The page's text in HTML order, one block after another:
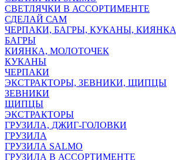
СВЕТЛЯЧКИ В АССОРТИМЕНТЕ
СДЕЛАЙ САМ
ЧЕРПАКИ, БАГРЫ, КУКАНЫ, КИЯНКА
БАГРЫ
КИЯНКА, МОЛОТОЧЕК
КУКАНЫ
ЧЕРПАКИ
ЭКСТРАКТОРЫ, ЗЕВНИКИ, ЩИПЦЫ
ЗЕВНИКИ
ЩИПЦЫ
ЭКСТРАКТОРЫ
ГРУЗИЛА, ДЖИГ-ГОЛОВКИ
ГРУЗИЛА
ГРУЗИЛА SALMO
ГРУЗИЛА В АССОРТИМЕНТЕ